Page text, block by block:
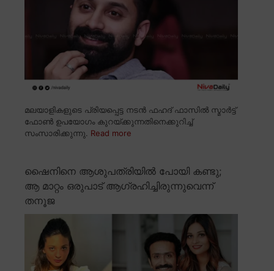
മലയാളികളുടെ പ്രിയപ്പെട്ട നടൻ ഫഹദ് ഫാസിൽ സ്മാർട്ട്
ഫോൺ ഉപയോഗം കുറയ്ക്കുന്നതിനെക്കുറിച്ച്
സംസാരിക്കുന്നു. Read more
ഷൈനിനെ ആശുപത്രിയിൽ പോയി കണ്ടു;
ആ മാറ്റം ഒരുപാട് ആഗ്രഹിച്ചിരുന്നുവെന്ന്
തനൂജ